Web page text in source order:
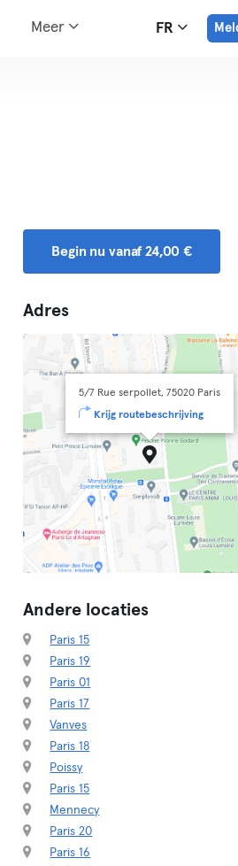
Meer FR
Begin nu vanaf 24,00 €
Adres
5/7 Rue serpollet, 75020 Paris
Krijg routebeschrijving
Andere locaties
Paris 15
Paris 19
Paris 01
Paris 17
Vanves
Paris 18
Poissy
Paris 15
Mennecy
Paris 20
Paris 16